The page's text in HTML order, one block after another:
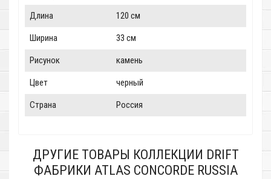
Длина 120 см
Ширина 33 см
Рисунок камень
Цвет черный
Страна Россия
ДРУГИЕ ТОВАРЫ КОЛЛЕКЦИИ DRIFT
ФАБРИКИ ATLAS CONCORDE RUSSIA